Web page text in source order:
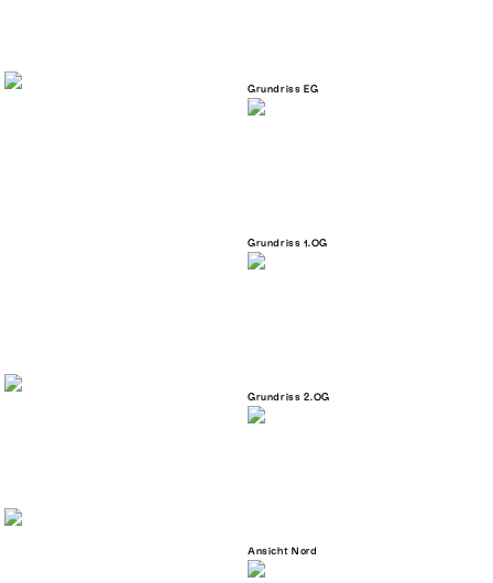
Grundriss EG
Grundriss 1.OG
Grundriss 2.OG
Ansicht Nord